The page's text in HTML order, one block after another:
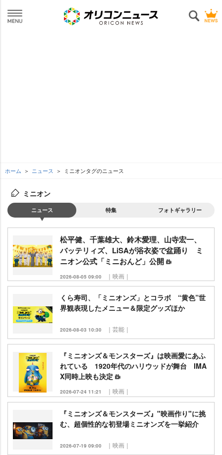
ホーム ニュース ミニオンタグのニュース
ミニオン
ニュース 特集 フォトギャラリー
松平健、千葉雄大、鈴木愛理、山寺宏一、
バッテリィズ、LiSAが浴衣姿で盆踊り ミ
ニオン公式「ミニおんど」公開
2026-08-05 09:00 ｜映画｜
くら寿司、「ミニオンズ」とコラボ “黄色”世
界観表現したメニュー＆限定グッズほか
2026-08-03 10:30 ｜芸能｜
『ミニオンズ＆モンスターズ』は映画愛にあふ
れている 1920年代のハリウッドが舞台 IMA
X同時上映も決定
2026-07-24 11:21 ｜映画｜
『ミニオンズ＆モンスターズ』"映画作り"に挑
む、超個性的な初登場ミニオンズを一挙紹介
2026-07-19 09:00 ｜映画｜